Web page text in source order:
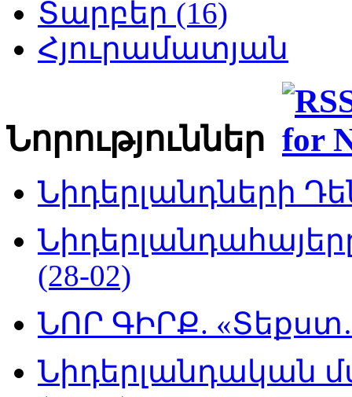
Տարբեր (16)
Հյուրամատյան
Նորություններ
Նիդերլանդների
(28-02)
ՆՈՐ ԳԻՐՔ.
Նիդերլանդական